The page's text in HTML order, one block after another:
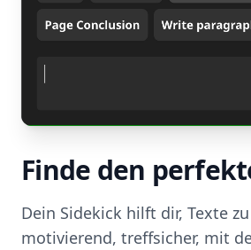
Finde den
Dein Sidekick hilft dir, Texte
motivierend, treffsicher, mit